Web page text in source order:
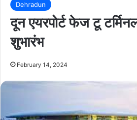
Dehradun
दून एयरपोर्ट फेज टू
शुभारंभ
February 14, 2024